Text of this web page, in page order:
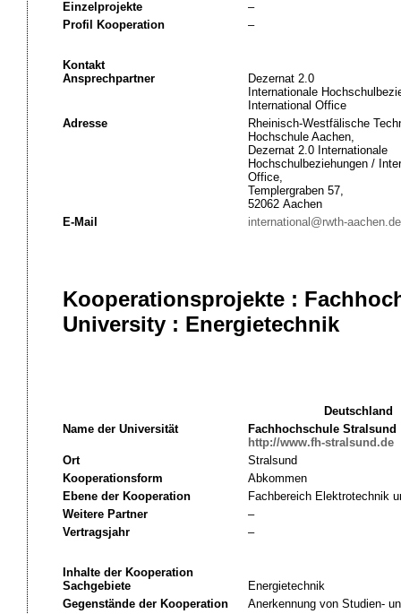
Einzelprojekte
–
Profil Kooperation
–
Kontakt
Ansprechpartner
Dezernat 2.0
Internationale
International Office
Adresse
Rheinisch-Westfälische
Hochschule Aachen,
Dezernat 2.0 Internationale
Hochschulbeziehungen /
Office,
Templergraben 57,
52062 Aachen
E-Mail
international@rwth-aachen.de
Kooperationsprojekte :
University : Energietechnik
Deutschland
Name der Universität
Fachhochschule Stralsund
http://www.fh-stralsund.de
Ort
Stralsund
Kooperationsform
Abkommen
Ebene der Kooperation
Fachbereich Elektrotechnik
Weitere Partner
–
Vertragsjahr
–
Inhalte der Kooperation
Sachgebiete
Energietechnik
Gegenstände der Kooperation
Anerkennung von Studien-